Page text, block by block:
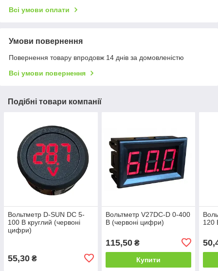
Всі умови оплати
Умови повернення
Повернення товару впродовж 14 днів за домовленістю
Всі умови повернення
Подібні товари компанії
Вольтметр D-SUN DC 5-
100 В круглий (червоні
цифри)
55,30 ₴
Вольтметр V27DC-D 0-400
В (червоні цифри)
115,50₴
Купити
120